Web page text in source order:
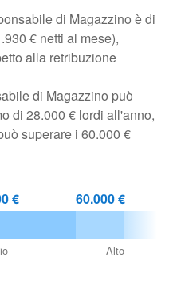
di Magazzino è di
€ netti al mese),
alla retribuzione
di Magazzino può
di 28.000 € lordi all'anno,
superare i 60.000 €
€ 60.000 €
Alto